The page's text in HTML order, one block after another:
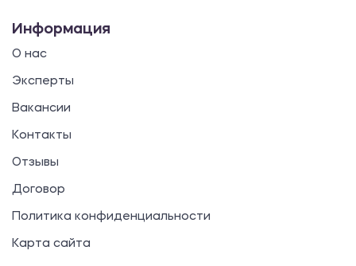
Информация
О нас
Эксперты
Вакансии
Контакты
Отзывы
Договор
Политика конфиденциальности
Карта сайта